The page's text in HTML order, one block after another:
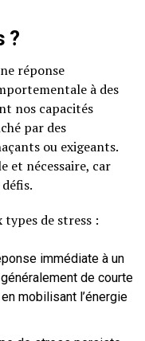
?
réponse
à des
nos capacités
par des
ou exigeants.
et nécessaire, car
de stress :
immédiate à un
de courte
mobilisant l’énergie